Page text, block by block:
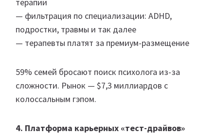
— фильтрация по специализации: ADHD,
подростки, травмы и так далее
— терапевты платят за премиум-размещение
59% семей бросают поиск психолога из-за
сложности. Рынок — $7,3 миллиардов с
колоссальным гэпом.
4. Платформа карьерных «тест-драйвов»